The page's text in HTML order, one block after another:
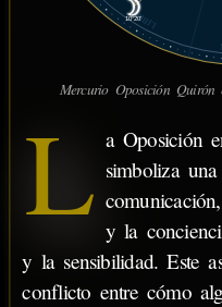
LIBRA
10°20'
Mercurio Oposición
L a Oposición
simboliza
y la
y la sensibilidad. Este
conflicto entre cómo